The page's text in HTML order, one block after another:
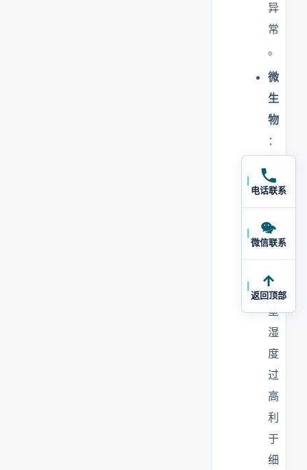
异
常
。
微
生
物
：
药
、
生
物
净
室
湿
度
过
高
利
于
细
电话联系
微信联系
返回顶部